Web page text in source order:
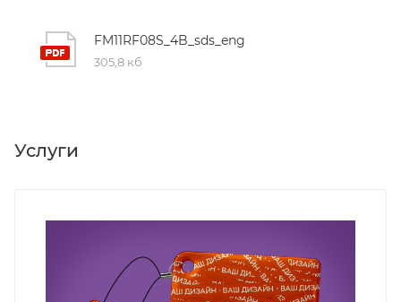
FM11RF08S_4B_sds_eng
305,8 кб
Услуги